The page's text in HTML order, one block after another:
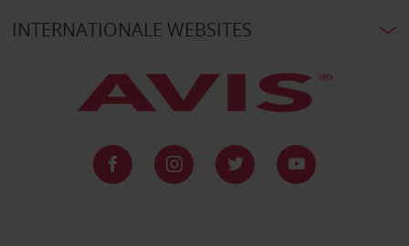
INTERNATIONALE WEBSITES